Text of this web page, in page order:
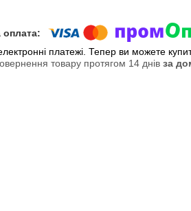
платежі. Тепер ви можете
товару протягом 14 днів за